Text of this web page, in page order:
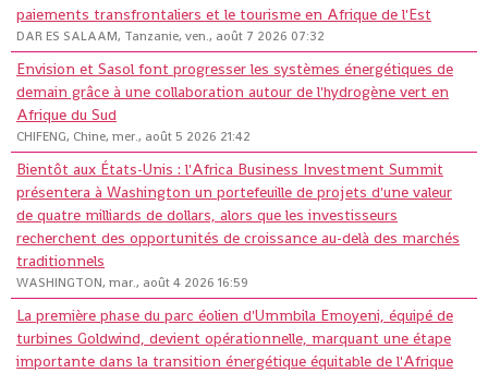
paiements transfrontaliers et le tourisme en Afrique de l'Est
DAR ES SALAAM, Tanzanie, ven., août 7 2026 07:32
Envision et Sasol font progresser les systèmes énergétiques de
demain grâce à une collaboration autour de l'hydrogène vert en
Afrique du Sud
CHIFENG, Chine, mer., août 5 2026 21:42
Bientôt aux États-Unis : l'Africa Business Investment Summit
présentera à Washington un portefeuille de projets d'une valeur
de quatre milliards de dollars, alors que les investisseurs
recherchent des opportunités de croissance au-delà des marchés
traditionnels
WASHINGTON, mar., août 4 2026 16:59
La première phase du parc éolien d'Ummbila Emoyeni, équipé de
turbines Goldwind, devient opérationnelle, marquant une étape
importante dans la transition énergétique équitable de l'Afrique